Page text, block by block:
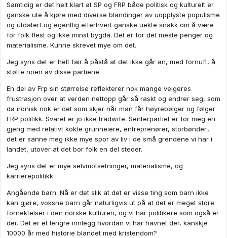
Ap har gjort. Og er enig i at Frp ikke er godt nok. Men de er for
tiden nyttige som pådrivere til å få Ap til å innse sine feilsteg.
Det er jo grunnen til at Ap m.fl. har kommet diltende etter Frp,
som vi har sett mang en gang før.
Det nærmeste jeg kommer et parti av dem på tinget er Venstre.
Men samfunn og verden er dessverre blitt for tøft for dem, så
de sliter. Ingenting er "ganske enkelt" oppi dette her. Det er
Samtidig er det helt klart at SP og FRP både politisk og kulturelt er
ganske ute å kjøre med diverse blandinger av uopplyste populisme
og utdatert og egentlig etterhvert ganske uekte snakk om å være
for folk flest og ikke minst bygda. Det er for det meste penger og
materialisme. Kunne skrevet mye om det.
Jeg syns det er helt fair å påstå at det ikke går an, med fornuft, å
støtte noen av disse partiene.
En del av Frp sin størrelse reflekterer nok mange velgeres
frustrasjon over at verden nettopp går så raskt og endrer seg, som
da ironisk nok er det som skjer når man får høyrebølger og følger
FRP politikk. Svaret er jo ikke tradwife. Senterpartiet er for meg en
gjeng med relativt kokte grunneiere, entreprenører, storbønder..
det er sanne meg ikke mye spor av liv i de små grendene vi har i
landet, utover at det bor folk en del steder.
Jeg syns det er mye selvmotsetninger, materialisme, og
karrierepolitikk.
Angående barn. Nå er det slik at det er visse ting som barn ikke
kan gjøre, voksne barn går naturligvis ut på at det er meget store
fornektelser i den norske kulturen, og vi har politikere som også er
der. Det er et lengre innlegg hvordan vi har havnet der, kanskje
10000 år med historie blandet med kristendom?